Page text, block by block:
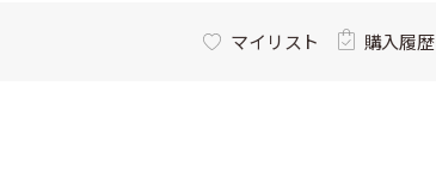
マイリスト 購入履歴